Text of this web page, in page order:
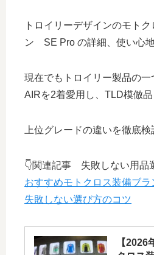
トロイリーデザインのモト
ン SE Pro の詳細、使い心地
現在でもトロイリー製品の
AIRを2着愛用し、TLD模倣
上位グレードの違いを徹底検
👇関連記事 失敗しない用品
おすすめモトクロス装備ブ
失敗しない選び方のコツ
【2026